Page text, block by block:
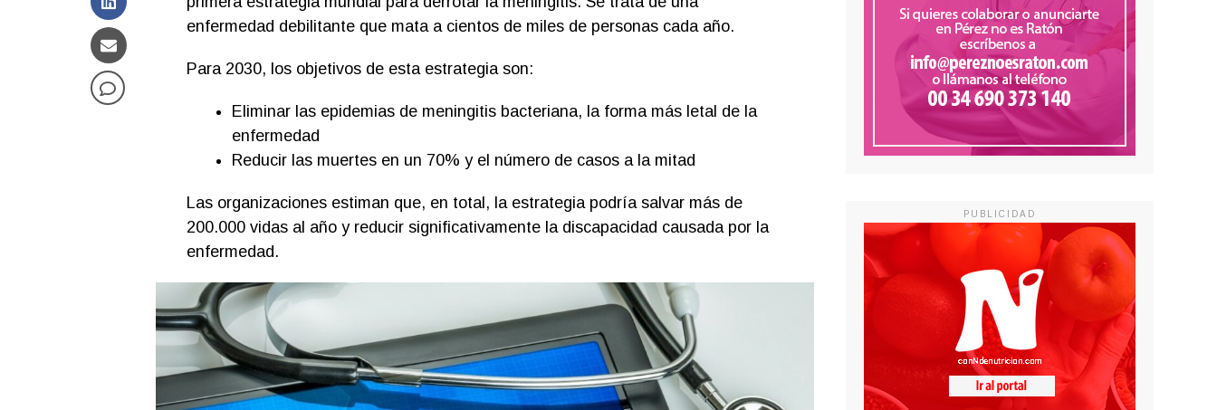
enfermedad debilitante que mata a cientos de miles de personas cada año.
Para 2030, los objetivos de esta estrategia son:
Eliminar las epidemias de meningitis bacteriana, la forma más letal de la
enfermedad
Reducir las muertes en un 70% y el número de casos a la mitad
Las organizaciones estiman que, en total, la estrategia podría salvar más de
200.000 vidas al año y reducir significativamente la discapacidad causada por la
enfermedad.
PUBLICIDAD